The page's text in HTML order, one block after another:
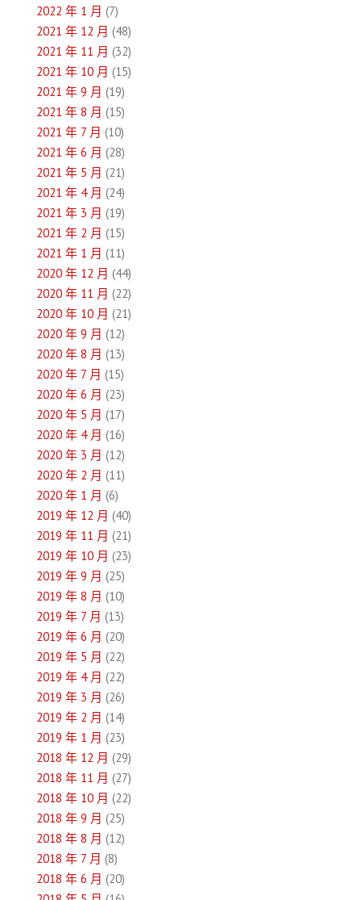
2022 年 1 月 (7)
2021 年 12 月 (48)
2021 年 11 月 (32)
2021 年 10 月 (15)
2021 年 9 月 (19)
2021 年 8 月 (15)
2021 年 7 月 (10)
2021 年 6 月 (28)
2021 年 5 月 (21)
2021 年 4 月 (24)
2021 年 3 月 (19)
2021 年 2 月 (15)
2021 年 1 月 (11)
2020 年 12 月 (44)
2020 年 11 月 (22)
2020 年 10 月 (21)
2020 年 9 月 (12)
2020 年 8 月 (13)
2020 年 7 月 (15)
2020 年 6 月 (23)
2020 年 5 月 (17)
2020 年 4 月 (16)
2020 年 3 月 (12)
2020 年 2 月 (11)
2020 年 1 月 (6)
2019 年 12 月 (40)
2019 年 11 月 (21)
2019 年 10 月 (23)
2019 年 9 月 (25)
2019 年 8 月 (10)
2019 年 7 月 (13)
2019 年 6 月 (20)
2019 年 5 月 (22)
2019 年 4 月 (22)
2019 年 3 月 (26)
2019 年 2 月 (14)
2019 年 1 月 (23)
2018 年 12 月 (29)
2018 年 11 月 (27)
2018 年 10 月 (22)
2018 年 9 月 (25)
2018 年 8 月 (12)
2018 年 7 月 (8)
2018 年 6 月 (20)